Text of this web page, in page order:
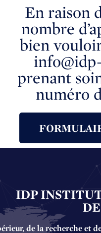
En raison
nombre
bien
prenant
numéro
IDP
de la recherche et